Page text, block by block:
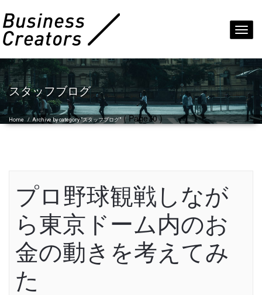
スタッフブログ
Home /Archive by category "スタッフブログ"( Page70 )
プロ野球観戦しなが
ら東京ドーム内のお
金の動きを考えてみ
た